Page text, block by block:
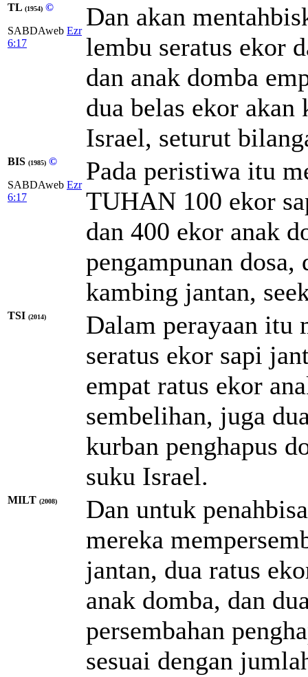
TL (1954) ©
SABDAweb Ezr
6:17
Dan akan
lembu seratus ekor
dan anak domba
dua belas ekor akan
Israel, seturut
BIS (1985) ©
SABDAweb Ezr
6:17
Pada peristiwa itu
TUHAN 100 ekor
dan 400 ekor anak
pengampunan dosa,
kambing jantan,
TSI (2014)
Dalam perayaan itu
seratus ekor sapi
empat ratus ekor
sembelihan, juga
kurban penghapus
suku Israel.
MILT (2008)
Dan untuk
mereka
jantan, dua ratus
anak domba, dan
persembahan
sesuai dengan